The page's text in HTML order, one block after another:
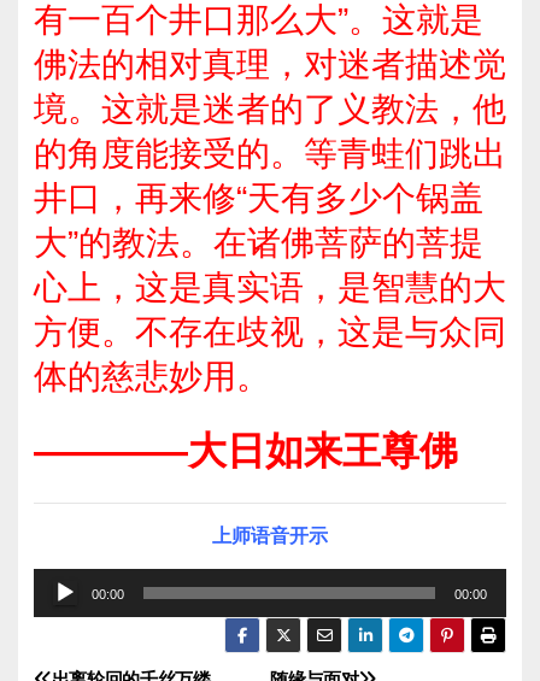
有一百个井口那么大”。这就是
佛法的相对真理，对迷者描述觉
境。这就是迷者的了义教法，他
的角度能接受的。等青蛙们跳出
井口，再来修“天有多少个锅盖
大”的教法。在诸佛菩萨的菩提
心上，这是真实语，是智慧的大
方便。不存在歧视，这是与众同
体的慈悲妙用。
————大日如来王尊佛
上师语音开示
频
00:00 00:00